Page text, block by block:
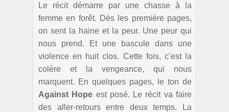
Le récit démarre par une chasse à la
femme en forêt. Dès les première pages,
on sent la haine et la peur. Une peur qui
nous prend. Et une bascule dans une
violence en huit clos. Cette fois, c’est la
colère et la vengeance, qui nous
marquent. En quelques pages, le ton de
Against Hope est posé. Le récit va faire
des aller-retours entre deux temps. La